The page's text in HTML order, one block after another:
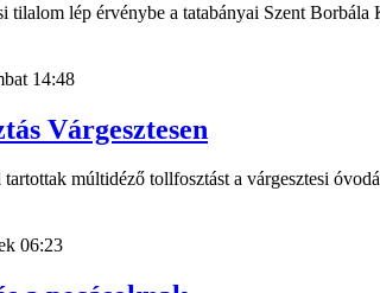
tilalom lép érvénybe a tatabányai Szent
14:48
Várgesztesen
múltidéző tollfosztást a várgesztesi
06:23